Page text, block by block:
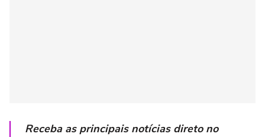
Receba as principais notícias direto no